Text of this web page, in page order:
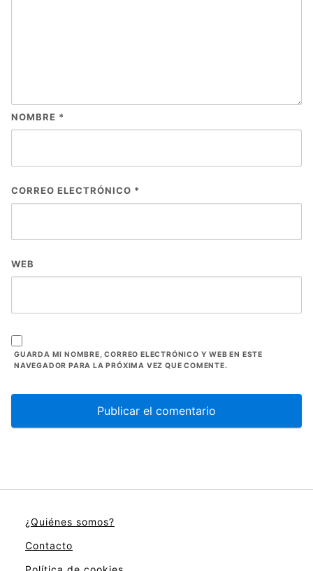
NOMBRE *
CORREO ELECTRÓNICO *
WEB
GUARDA MI NOMBRE, CORREO ELECTRÓNICO Y WEB EN ESTE
NAVEGADOR PARA LA PRÓXIMA VEZ QUE COMENTE.
¿Quiénes somos?
Contacto